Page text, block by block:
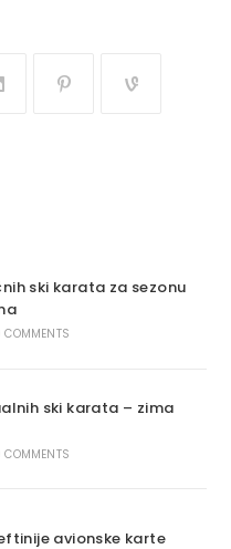
ski karata za sezonu
COMMENTS
ski karata – zima
COMMENTS
avionske karte